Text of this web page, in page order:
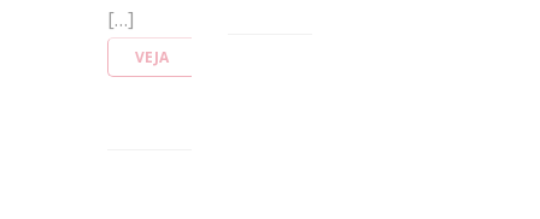
[…]
VEJA